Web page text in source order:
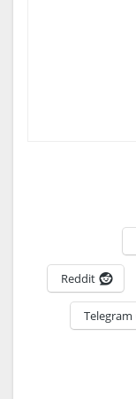
Reddit
Telegram